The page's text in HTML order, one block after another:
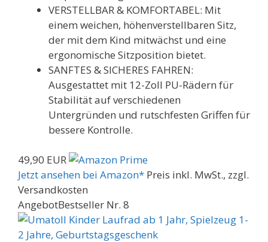
VERSTELLBAR & KOMFORTABEL: Mit
einem weichen, höhenverstellbaren Sitz,
der mit dem Kind mitwächst und eine
ergonomische Sitzposition bietet.
SANFTES & SICHERES FAHREN:
Ausgestattet mit 12-Zoll PU-Rädern für
Stabilität auf verschiedenen
Untergründen und rutschfesten Griffen für
bessere Kontrolle.
49,90 EUR
Jetzt ansehen bei Amazon* Preis inkl. MwSt., zzgl.
Versandkosten
AngebotBestseller Nr. 8